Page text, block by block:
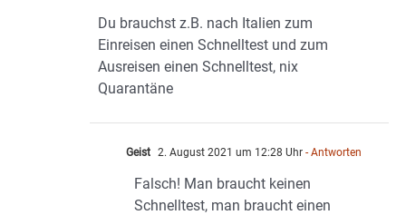
Du brauchst z.B. nach Italien zum
Einreisen einen Schnelltest und zum
Ausreisen einen Schnelltest, nix
Quarantäne
Geist 2. August 2021 um 12:28 Uhr - Antworten
Falsch! Man braucht keinen
Schnelltest, man braucht einen